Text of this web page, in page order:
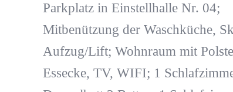
Parkplatz in Einstellhalle Nr. 04;
Mitbenützung der Waschküche,
Aufzug/Lift; Wohnraum mit
Essecke, TV, WIFI; 1